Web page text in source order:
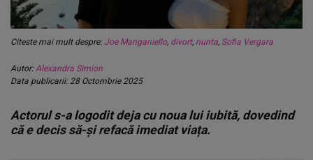
Citeste mai mult despre: Joe Manganiello, divort, nunta, Sofia Vergara
Autor:Alexandra Simion
Data publicarii: 28 Octombrie 2025
Actorul s-a logodit deja cu noua lui iubită, dovedind
că e decis să-și refacă imediat viața.